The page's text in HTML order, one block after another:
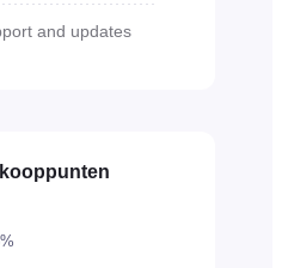
and updates